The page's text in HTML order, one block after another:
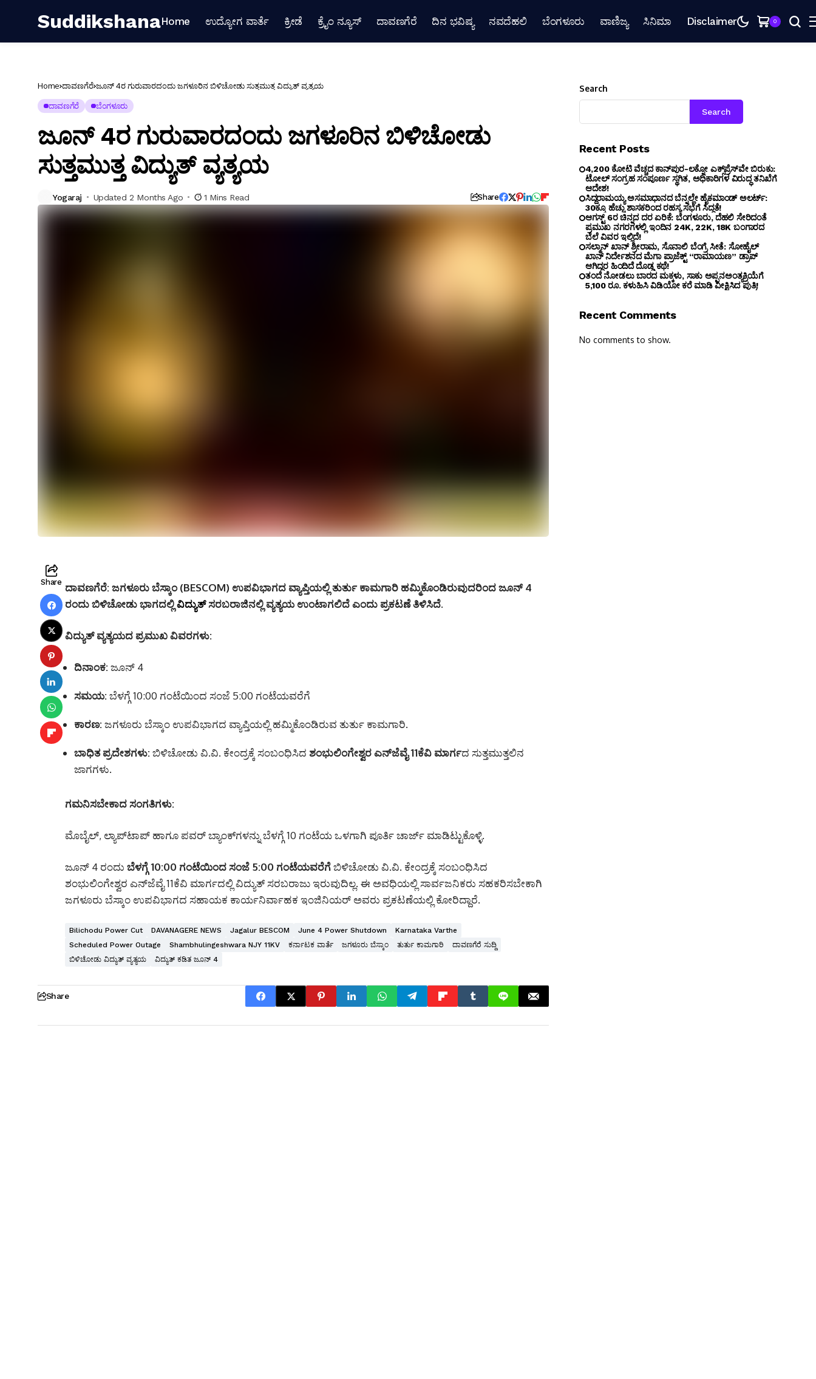
SuddikshanaHome ಉದ್ಯೋಗ ವಾರ್ತೆ ಕ್ರೀಡೆ ಕ್ರೈಂ ನ್ಯೂಸ್ ದಾವಣಗೆರೆ ದಿನ ಭವಿಷ್ಯ ನವದೆಹಲಿ ಬೆಂಗಳೂರು ವಾಣಿಜ್ಯ ಸಿನಿಮಾ Disclaimer 0
Home ದಾವಣಗೆರೆ ಜೂನ್ 4ರ ಗುರುವಾರದಂದು ಜಗಳೂರಿನ ಬಿಳಿಚೋಡು ಸುತ್ತಮುತ್ತ ವಿದ್ಯುತ್ ವ್ಯತ್ಯಯ
ದಾವಣಗೆರೆ ಬೆಂಗಳೂರು
ಜೂನ್ 4ರ ಗುರುವಾರದಂದು ಜಗಳೂರಿನ ಬಿಳಿಚೋಡು
ಸುತ್ತಮುತ್ತ ವಿದ್ಯುತ್ ವ್ಯತ್ಯಯ
Yogaraj Updated 2 Months Ago 1 Mins Read Share
Share ದಾವಣಗೆರೆ:ಜಗಳೂರು ಬೆಸ್ಕಾಂ (BESCOM) ಉಪವಿಭಾಗದ ವ್ಯಾಪ್ತಿಯಲ್ಲಿ ತುರ್ತು ಕಾಮಗಾರಿ ಹಮ್ಮಿಕೊಂಡಿರುವುದರಿಂದ ಜೂನ್ 4
ರಂದು ಬಿಳಿಚೋಡು ಭಾಗದಲ್ಲಿವಿದ್ಯುತ್ಸರಬರಾಜಿನಲ್ಲಿ ವ್ಯತ್ಯಯ ಉಂಟಾಗಲಿದೆ ಎಂದು ಪ್ರಕಟಣೆ ತಿಳಿಸಿದೆ.
ವಿದ್ಯುತ್ ವ್ಯತ್ಯಯದ ಪ್ರಮುಖ ವಿವರಗಳು:
ದಿನಾಂಕ:ಜೂನ್ 4
ಸಮಯ:ಬೆಳಗ್ಗೆ 10:00 ಗಂಟೆಯಿಂದ ಸಂಜೆ 5:00 ಗಂಟೆಯವರೆಗೆ
ಕಾರಣ:ಜಗಳೂರು ಬೆಸ್ಕಾಂ ಉಪವಿಭಾಗದ ವ್ಯಾಪ್ತಿಯಲ್ಲಿ ಹಮ್ಮಿಕೊಂಡಿರುವ ತುರ್ತು ಕಾಮಗಾರಿ.
ಬಾಧಿತ ಪ್ರದೇಶಗಳು:ಬಿಳಿಚೋಡು ವಿ.ವಿ. ಕೇಂದ್ರಕ್ಕೆ ಸಂಬಂಧಿಸಿದ ಶಂಭುಲಿಂಗೇಶ್ವರ ಎನ್‌ಜೆವೈ 11ಕೆವಿ ಮಾರ್ಗದ ಸುತ್ತಮುತ್ತಲಿನ
ಜಾಗಗಳು.
ಗಮನಿಸಬೇಕಾದ ಸಂಗತಿಗಳು:
ಮೊಬೈಲ್, ಲ್ಯಾಪ್‌ಟಾಪ್ ಹಾಗೂ ಪವರ್ ಬ್ಯಾಂಕ್‌ಗಳನ್ನು ಬೆಳಗ್ಗೆ 10 ಗಂಟೆಯ ಒಳಗಾಗಿ ಪೂರ್ತಿ ಚಾರ್ಜ್ ಮಾಡಿಟ್ಟುಕೊಳ್ಳಿ.
ಜೂನ್ 4 ರಂದು ಬೆಳಗ್ಗೆ 10:00 ಗಂಟೆಯಿಂದ ಸಂಜೆ 5:00 ಗಂಟೆಯವರೆಗೆಬಿಳಿಚೋಡು ವಿ.ವಿ. ಕೇಂದ್ರಕ್ಕೆ ಸಂಬಂಧಿಸಿದ
ಶಂಭುಲಿಂಗೇಶ್ವರ ಎನ್‌ಜೆವೈ 11ಕೆವಿ ಮಾರ್ಗದಲ್ಲಿ ವಿದ್ಯುತ್‌ ಸರಬರಾಜು ಇರುವುದಿಲ್ಲ. ಈ ಅವಧಿಯಲ್ಲಿ ಸಾರ್ವಜನಿಕರು ಸಹಕರಿಸಬೇಕಾಗಿ
ಜಗಳೂರು ಬೆಸ್ಕಾಂ ಉಪವಿಭಾಗದ ಸಹಾಯಕ ಕಾರ್ಯನಿರ್ವಾಹಕ ಇಂಜಿನಿಯರ್ ಅವರು ಪ್ರಕಟಣೆಯಲ್ಲಿ ಕೋರಿದ್ದಾರೆ.
Bilichodu Power Cut DAVANAGERE NEWS Jagalur BESCOM June 4 Power Shutdown
Karnataka Varthe
Scheduled Power Outage
Shambhulingeshwara NJY 11KV ಕರ್ನಾಟಕ ವಾರ್ತೆ ಜಗಳೂರು ಬೆಸ್ಕಾಂ ತುರ್ತು ಕಾಮಗಾರಿ
ದಾವಣಗೆರೆ ಸುದ್ದಿ
ಬಿಳಿಚೋಡು ವಿದ್ಯುತ್ ವ್ಯತ್ಯಯ
ವಿದ್ಯುತ್ ಕಡಿತ ಜೂನ್ 4
Share
Search
Search
Recent Posts
₹4,200 ಕೋಟಿ ವೆಚ್ಚದ ಕಾನ್‌ಪುರ-ಲಕ್ನೋ ಎಕ್ಸ್‌ಪ್ರೆಸ್‌ವೇ ಬಿರುಕು:
ಟೋಲ್ ಸಂಗ್ರಹ ಸಂಪೂರ್ಣ ಸ್ಥಗಿತ, ಅಧಿಕಾರಿಗಳ ವಿರುದ್ಧ ತನಿಖೆಗೆ
ಆದೇಶ!
ಸಿದ್ದರಾಮಯ್ಯ ಅಸಮಾಧಾನದ ಬೆನ್ನಲ್ಲೇ ಹೈಕಮಾಂಡ್ ಅಲರ್ಟ್:
30ಕ್ಕೂ ಹೆಚ್ಚು ಶಾಸಕರಿಂದ ರಹಸ್ಯ ಸಭೆಗೆ ಸಿದ್ಧತೆ!
ಆಗಸ್ಟ್ 6ರ ಚಿನ್ನದ ದರ ಏರಿಕೆ: ಬೆಂಗಳೂರು, ದೆಹಲಿ ಸೇರಿದಂತೆ
ಪ್ರಮುಖ ನಗರಗಳಲ್ಲಿ ಇಂದಿನ 24K, 22K, 18K ಬಂಗಾರದ
ಬೆಲೆ ವಿವರ ಇಲ್ಲಿದೆ!
ಸಲ್ಮಾನ್ ಖಾನ್ ಶ್ರೀರಾಮ, ಸೊನಾಲಿ ಬೆಂಗ್ರೆ ಸೀತೆ: ಸೋಹೈಲ್
ಖಾನ್ ನಿರ್ದೇಶನದ ಮೆಗಾ ಪ್ರಾಜೆಕ್ಟ್ “ರಾಮಾಯಣ” ಡ್ರಾಪ್
ಆಗಿದ್ದರ ಹಿಂದಿದೆ ದೊಡ್ಡ ಕಥೆ!
ತಂದೆ ನೋಡಲು ಬಾರದ ಮಕ್ಕಳು, ಸಾಕು ಅಪ್ಪನಅಂತ್ಯಕ್ರಿಯೆಗೆ
5,100 ರೂ. ಕಳುಹಿಸಿ ವಿಡಿಯೋ ಕರೆ ಮಾಡಿ ವೀಕ್ಷಿಸಿದ ಪುತ್ರಿ!
Recent Comments
No comments to show.